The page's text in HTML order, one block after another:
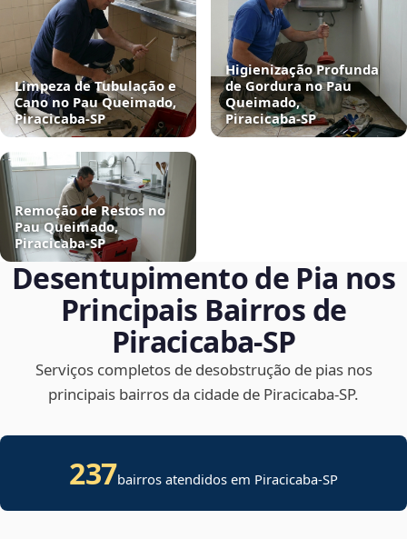
Limpeza de Tubulação e
Cano no Pau Queimado,
Piracicaba‑SP
Higienização Profunda
de Gordura no Pau
Queimado,
Piracicaba‑SP
Remoção de Restos no
Pau Queimado,
Piracicaba‑SP
Desentupimento de Pia nos
Principais Bairros de
Piracicaba‑SP
Serviços completos de desobstrução de pias nos
principais bairros da cidade de Piracicaba‑SP.
237bairros atendidos em Piracicaba-SP